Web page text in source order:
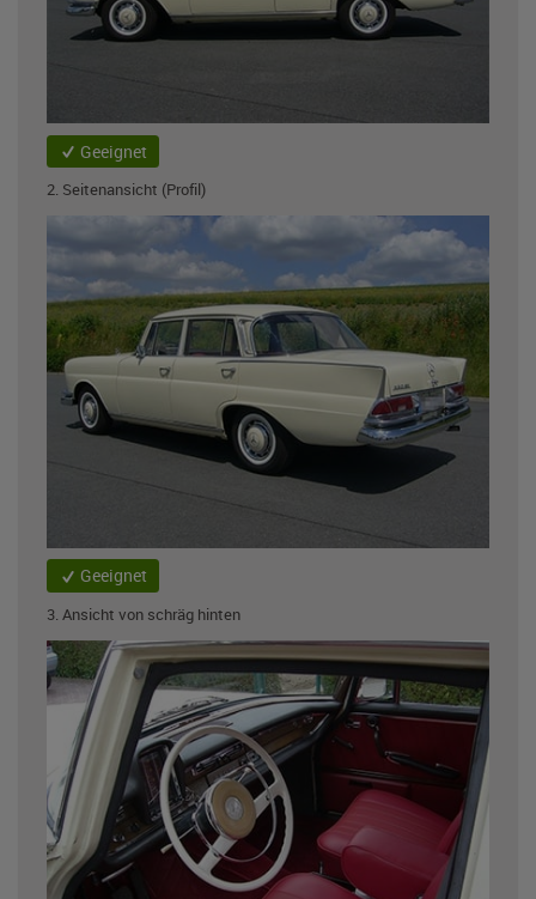
Geeignet
2. Seitenansicht (Profil)
Geeignet
3. Ansicht von schräg hinten